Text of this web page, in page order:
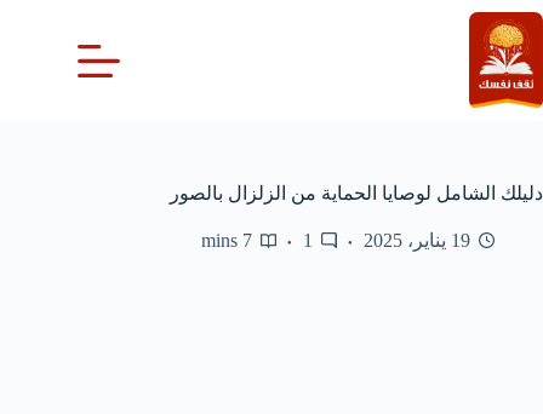
التجاوز
إلى
المحتوى
دليلك الشامل لوصايا الحماية من الزلزال بالصور
19 يناير، 2025 1
7 mins